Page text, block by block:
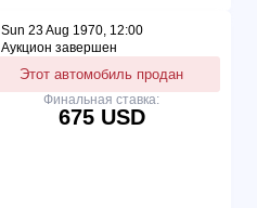
Sun 23 Aug 1970, 12:00
Аукцион завершен
Этот автомобиль продан
Финальная ставка:
675 USD